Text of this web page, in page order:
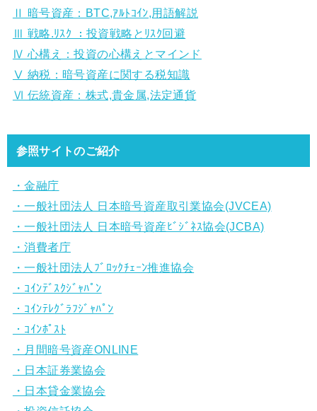
Ⅱ 暗号資産：BTC,ｱﾙﾄｺｲﾝ,用語解説
Ⅲ 戦略.ﾘｽｸ ：投資戦略とﾘｽｸ回避
Ⅳ 心構え：投資の心構えとマインド
Ⅴ 納税：暗号資産に関する税知識
Ⅵ 伝統資産：株式,貴金属,法定通貨
参照サイトのご紹介
・金融庁
・一般社団法人 日本暗号資産取引業協会(JVCEA)
・一般社団法人 日本暗号資産ﾋﾞｼﾞﾈｽ協会(JCBA)
・消費者庁
・一般社団法人ﾌﾞﾛｯｸﾁｪｰﾝ推進協会
・ｺｲﾝﾃﾞｽｸｼﾞｬﾊﾟﾝ
・ｺｲﾝﾃﾚｸﾞﾗﾌｼﾞｬﾊﾟﾝ
・ｺｲﾝﾎﾟｽﾄ
・月間暗号資産ONLINE
・日本証券業協会
・日本貸金業協会